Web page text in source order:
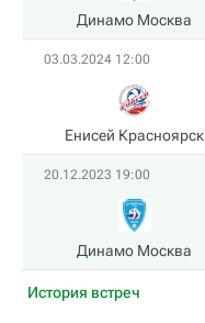
Динамо Москва
03.03.2024 12:00
Енисей Красноярск
20.12.2023 19:00
Динамо Москва
История встреч